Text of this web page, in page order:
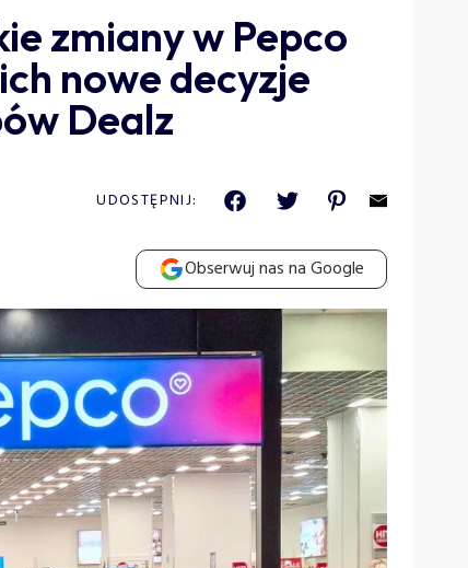
zmiany w Pepco
nowe decyzje
Dealz
UDOSTĘPNIJ:
Obserwuj nas na Google